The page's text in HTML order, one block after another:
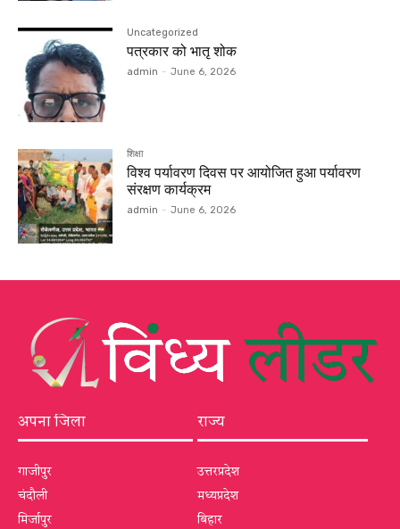
Uncategorized
पत्रकार को भातृ शोक
admin - June 6, 2026
शिक्षा
विश्व पर्यावरण दिवस पर आयोजित हुआ पर्यावरण
संरक्षण कार्यक्रम
admin - June 6, 2026
अपना जिला
गाजीपुर
चंदौली
मिर्जापुर
राज्य
उत्तरप्रदेश
मध्यप्रदेश
बिहार